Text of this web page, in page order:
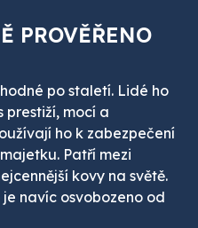
PROVĚŘENO
po staletí. Lidé ho
prestiží, mocí a
ho k zabezpečení
Patří mezi
kovy na světě.
navíc osvobozeno od